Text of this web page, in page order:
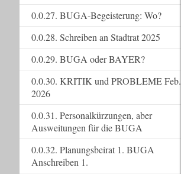
0.0.27. BUGA-Begeisterung: Wo?
0.0.28. Schreiben an Stadtrat 2025
0.0.29. BUGA oder BAYER?
0.0.30. KRITIK und PROBLEME Feb.
2026
0.0.31. Personalkürzungen, aber
Ausweitungen für die BUGA
0.0.32. Planungsbeirat 1. BUGA
Anschreiben 1.